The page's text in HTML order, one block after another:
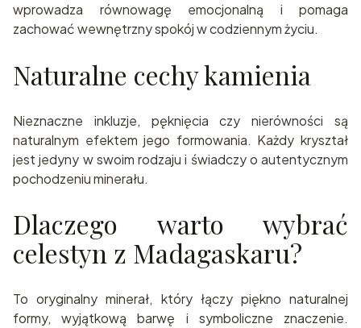
wprowadza równowagę emocjonalną i pomaga
zachować wewnętrzny spokój w codziennym życiu.
Naturalne cechy kamienia
Nieznaczne inkluzje, pęknięcia czy nierówności są
naturalnym efektem jego formowania. Każdy kryształ
jest jedyny w swoim rodzaju i świadczy o autentycznym
pochodzeniu minerału.
Dlaczego warto wybrać
celestyn z Madagaskaru?
To oryginalny minerał, który łączy piękno naturalnej
formy, wyjątkową barwę i symboliczne znaczenie.